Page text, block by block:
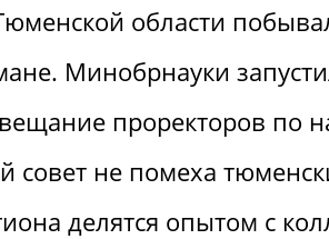
области
Минобрнауки
проректоров по
совет не помеха
делятся опытом с